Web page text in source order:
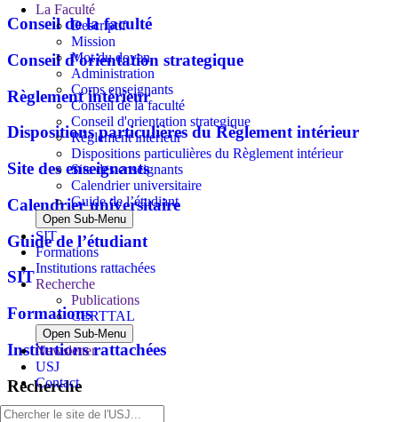
La Faculté
Descriptif
Mission
Mot du doyen
Administration
Corps enseignants
Conseil de la faculté
Conseil d'orientation strategique
Règlement intérieur
Dispositions particulières du Règlement intérieur
Site des enseignants
Calendrier universitaire
Guide de l’étudiant
Open Sub-Menu
SIT
Formations
Institutions rattachées
Recherche
Publications
CERTTAL
Open Sub-Menu
Newsletter
USJ
Contact
Conseil de la faculté
Conseil d'orientation strategique
Règlement intérieur
Dispositions particulières du Règlement intérieur
Site des enseignants
Calendrier universitaire
Guide de l’étudiant
SIT
Formations
Institutions rattachées
Recherche